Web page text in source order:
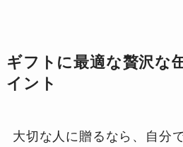
ギフトに最適な贅沢な
イント
大切な人に贈るなら、自分